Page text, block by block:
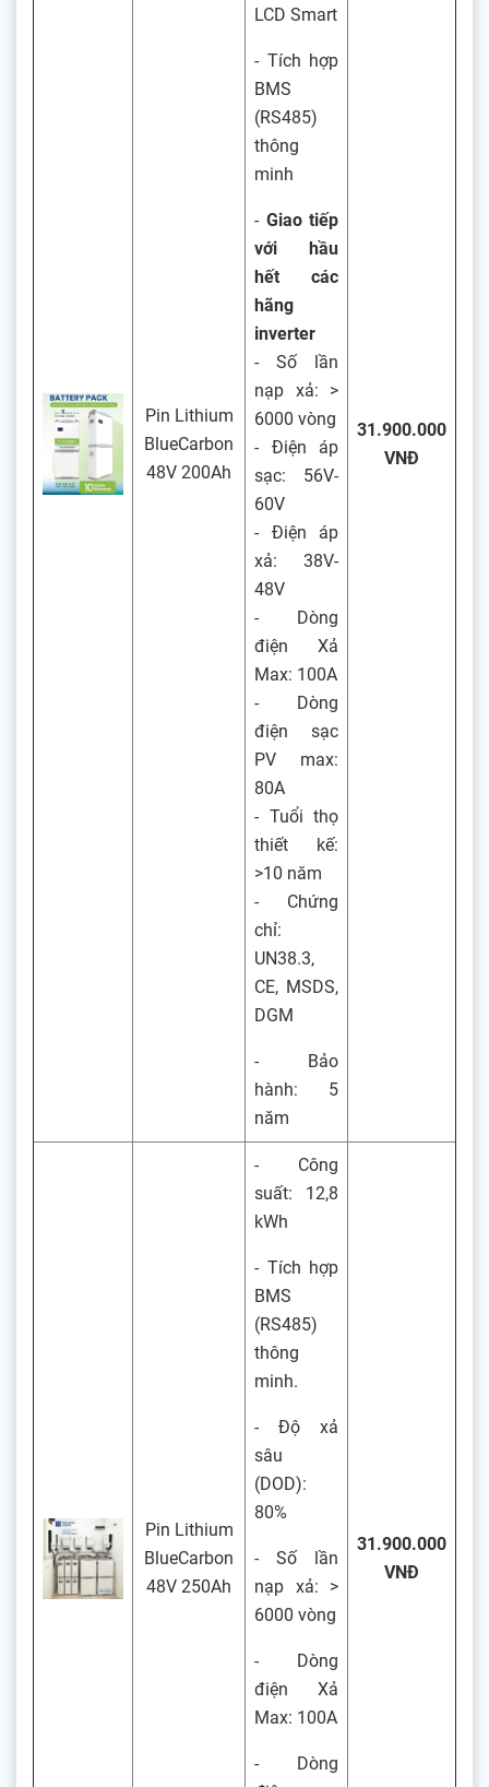
Pin Lithium
BlueCarbon
48V 200Ah
LCD Smart
- Tích hợp
BMS
(RS485)
thông
minh
- Giao tiếp
với hầu
hết các
hãng
inverter
- Số lần
nạp xả: >
6000 vòng
- Điện áp
sạc: 56V-
60V
- Điện áp
xả: 38V-
48V
- Dòng
điện Xả
Max: 100A
- Dòng
điện sạc
PV max:
80A
- Tuổi thọ
thiết kế:
>10 năm
- Chứng
chỉ:
UN38.3,
CE, MSDS,
DGM
- Bảo
hành: 5
năm
31.900.000
VNĐ
Pin Lithium
BlueCarbon
48V 250Ah
- Công
suất: 12,8
kWh
- Tích hợp
BMS
(RS485)
thông
minh.
- Độ xả
sâu
(DOD):
80%
- Số lần
nạp xả: >
6000 vòng
- Dòng
điện Xả
Max: 100A
- Dòng
31.900.000
VNĐ